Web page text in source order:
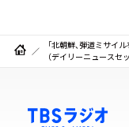
「北朝鮮、弾道ミサイ
（デイリーニュースセ